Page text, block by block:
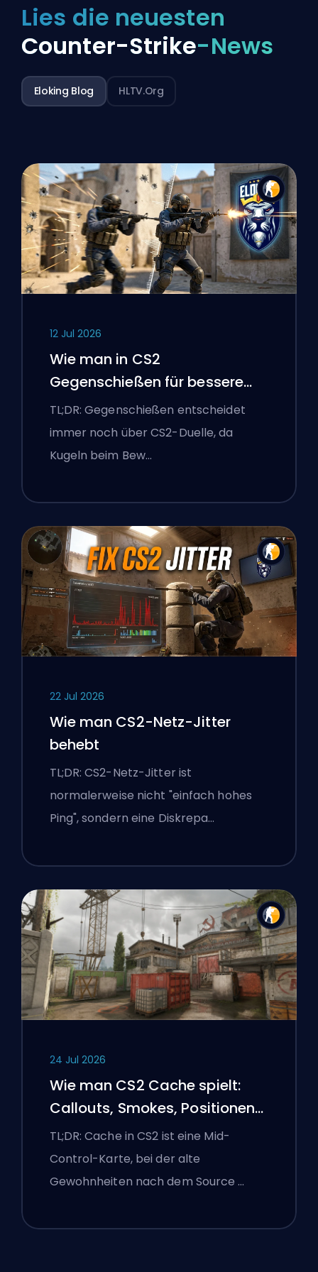
Lies die neuesten
Counter-Strike-News
Eloking Blog HLTV.org
12 Jul 2026
Wie man in CS2
Gegenschießen für bessere
Genauigkeit
TL;DR: Gegenschießen entscheidet
immer noch über CS2-Duelle, da
Kugeln beim Bew…
22 Jul 2026
Wie man CS2-Netz-Jitter
behebt
TL;DR: CS2-Netz-Jitter ist
normalerweise nicht "einfach hohes
Ping", sondern eine Diskrepa…
24 Jul 2026
Wie man CS2 Cache spielt:
Callouts, Smokes, Positionen
und Premier-Tipps
TL;DR: Cache in CS2 ist eine Mid-
Control-Karte, bei der alte
Gewohnheiten nach dem Source …